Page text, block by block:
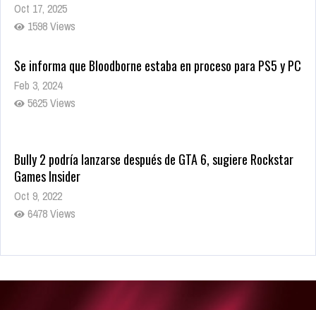
Oct 17, 2025
1598 Views
Se informa que Bloodborne estaba en proceso para PS5 y PC
Feb 3, 2024
5625 Views
Bully 2 podría lanzarse después de GTA 6, sugiere Rockstar
Games Insider
Oct 9, 2022
6478 Views
Rumor: Se filtran los primeros detalles de Resident Evil 9